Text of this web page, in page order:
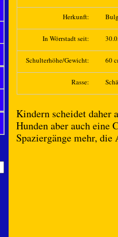
Herkunft:
In Wörrstadt seit:
Schulterhöhe/Gewicht: 60
Rasse:
Kindern scheidet daher
Hunden aber auch eine
Spaziergänge mehr,